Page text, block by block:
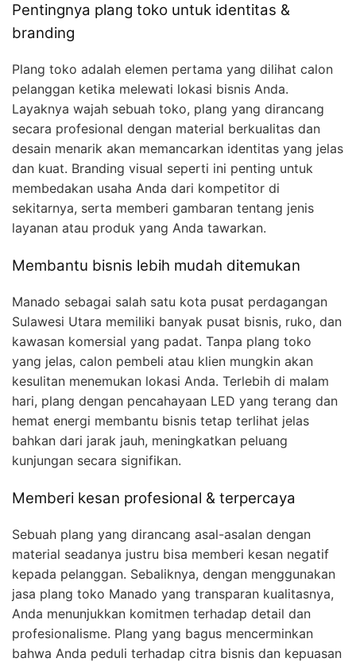
Pentingnya plang toko untuk identitas &
branding
Plang toko adalah elemen pertama yang dilihat calon
pelanggan ketika melewati lokasi bisnis Anda.
Layaknya wajah sebuah toko, plang yang dirancang
secara profesional dengan material berkualitas dan
desain menarik akan memancarkan identitas yang jelas
dan kuat. Branding visual seperti ini penting untuk
membedakan usaha Anda dari kompetitor di
sekitarnya, serta memberi gambaran tentang jenis
layanan atau produk yang Anda tawarkan.
Membantu bisnis lebih mudah ditemukan
Manado sebagai salah satu kota pusat perdagangan
Sulawesi Utara memiliki banyak pusat bisnis, ruko, dan
kawasan komersial yang padat. Tanpa plang toko
yang jelas, calon pembeli atau klien mungkin akan
kesulitan menemukan lokasi Anda. Terlebih di malam
hari, plang dengan pencahayaan LED yang terang dan
hemat energi membantu bisnis tetap terlihat jelas
bahkan dari jarak jauh, meningkatkan peluang
kunjungan secara signifikan.
Memberi kesan profesional & terpercaya
Sebuah plang yang dirancang asal-asalan dengan
material seadanya justru bisa memberi kesan negatif
kepada pelanggan. Sebaliknya, dengan menggunakan
jasa plang toko Manado yang transparan kualitasnya,
Anda menunjukkan komitmen terhadap detail dan
profesionalisme. Plang yang bagus mencerminkan
bahwa Anda peduli terhadap citra bisnis dan kepuasan